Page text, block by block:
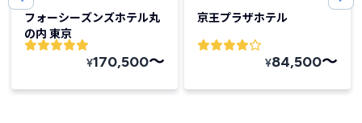
フォーシーズンズホテル丸
の内 東京
¥170,500〜
京王プラザホテル
¥84,500〜